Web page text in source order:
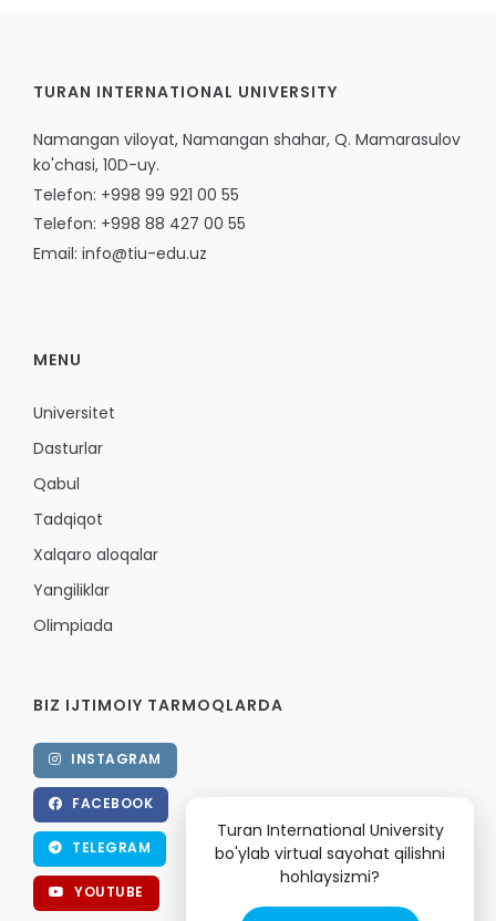
TURAN INTERNATIONAL UNIVERSITY
Namangan viloyat, Namangan shahar, Q. Mamarasulov
ko'chasi, 10D-uy.
Telefon: +998 99 921 00 55
Telefon: +998 88 427 00 55
Email: info@tiu-edu.uz
MENU
Universitet
Dasturlar
Qabul
Tadqiqot
Xalqaro aloqalar
Yangiliklar
Olimpiada
BIZ IJTIMOIY TARMOQLARDA
INSTAGRAM
FACEBOOK
TELEGRAM
YOUTUBE
Turan International University
bo'ylab virtual sayohat qilishni
hohlaysizmi?